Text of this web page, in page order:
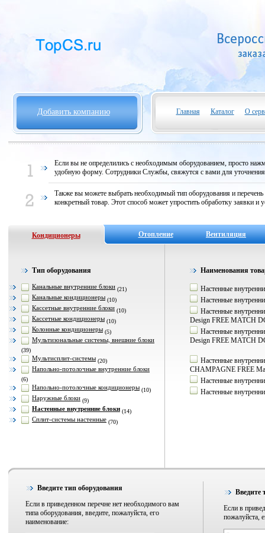
Добавить компанию Главная Каталог О
Если вы не определились с необходимым оборудованием, просто
удобную форму. Сотрудники Службы, свяжутся с вами для
Также вы можете выбрать необходимый тип оборудования и
конкретный товар. Этот способ может упростить обработку заявки и
Кондиционеры Отопление Вентиляция
Тип оборудования
Канальные внутренние блоки (21)
Канальные кондиционеры (10)
Кассетные внутренние блоки (10)
Кассетные кондиционеры (10)
Колонные кондиционеры (5)
Мультизональные системы, внешние блоки
(39)
Мультисплит-системы (20)
Напольно-потолочные внутренние блоки
(6)
Напольно-потолочные кондиционеры (10)
Наружные блоки (9)
Настенные внутренние блоки (14)
Сплит-системы настенные (70)
Наименования
Настенные
Настенные
Настенные
Design FREE MATCH
Настенные
Design FREE MATCH
Настенные
CHAMPAGNE FREE
Настенные
Настенные
Введите тип оборудования
Если в приведенном перечне нет необходимого вам
типа оборудования, введите, пожалуйста, его
наименование:
Введите
Если в
пожалуйста,